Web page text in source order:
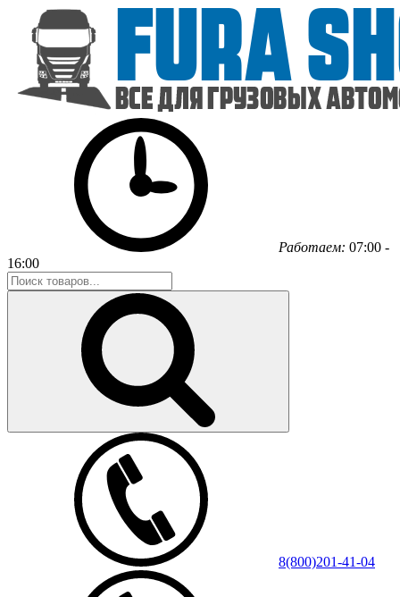
Работаем: 07:00 -
16:00
8(800)201-41-04